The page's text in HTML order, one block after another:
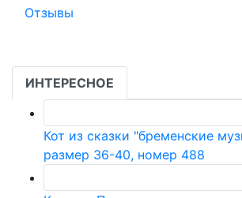
Отзывы
ИНТЕРЕСНОЕ
Кот из сказки "бременские
размер 36-40, номер 488